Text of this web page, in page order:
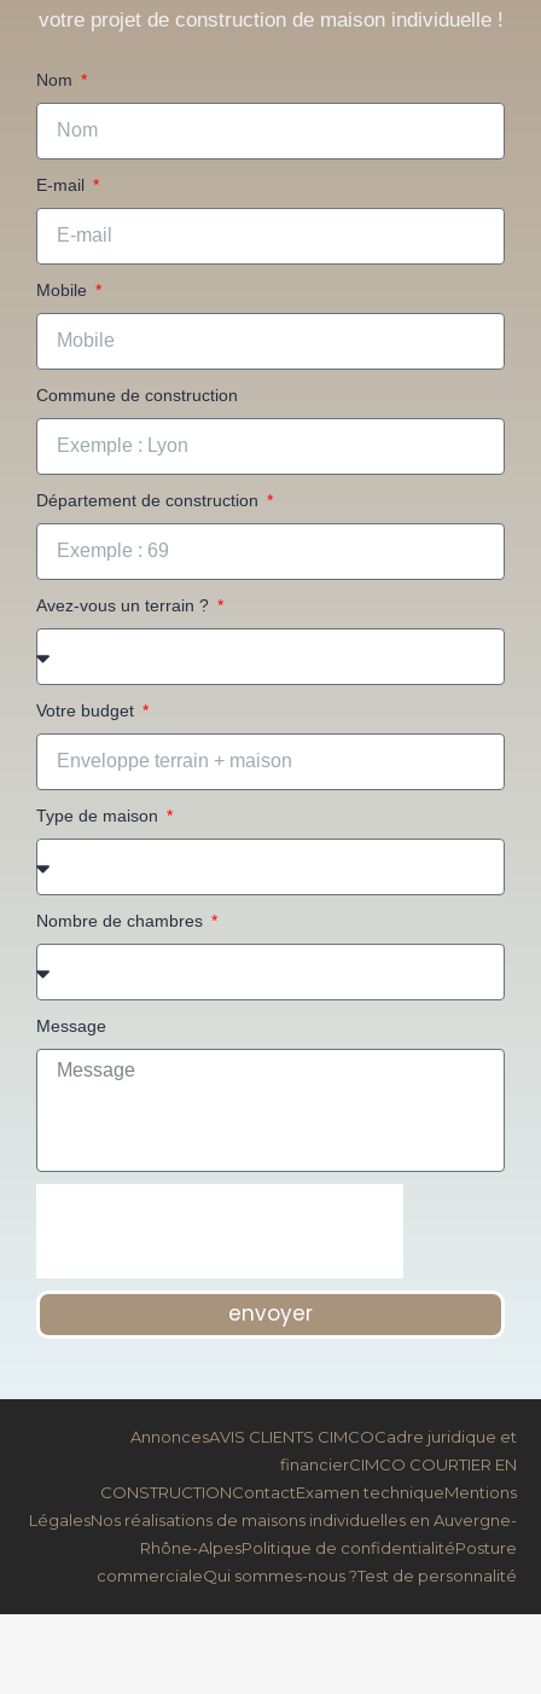
votre projet de construction de maison individuelle !
Nom
E-mail
Mobile
Commune de construction
Département de construction
Avez-vous un terrain ?
Votre budget
Type de maison
Nombre de chambres
Message
envoyer
AnnoncesAVIS CLIENTS CIMCOCadre juridique et
financierCIMCO COURTIER EN
CONSTRUCTIONContactExamen techniqueMentions
LégalesNos réalisations de maisons individuelles en Auvergne-
Rhône-AlpesPolitique de confidentialitéPosture
commercialeQui sommes-nous ?Test de personnalité